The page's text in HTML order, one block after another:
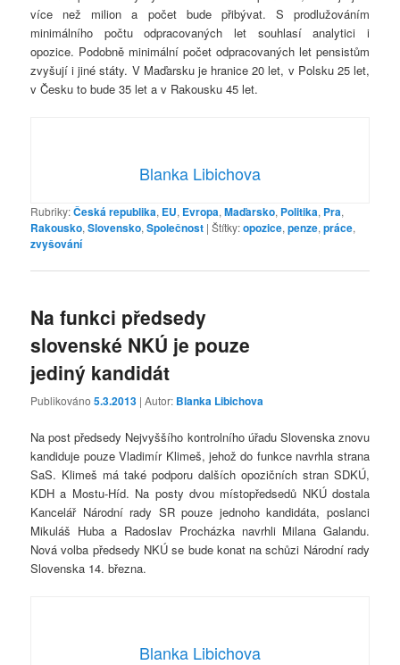
více než milion a počet bude přibývat. S prodlužováním
minimálního počtu odpracovaných let souhlasí analytici i
opozice. Podobně minimální počet odpracovaných let pensistům
zvyšují i jiné státy. V Maďarsku je hranice 20 let, v Polsku 25 let,
v Česku to bude 35 let a v Rakousku 45 let.
Blanka Libichova
Rubriky:Česká republika, EU, Evropa,Maďarsko, Politika, Pra,
Rakousko,Slovensko,Společnost |Štítky:opozice,penze,práce,
zvyšování
Na funkci předsedy
slovenské NKÚ je pouze
jediný kandidát
Publikováno5.3.2013 | Autor: Blanka Libichova
Na post předsedy Nejvyššího kontrolního úřadu Slovenska znovu
kandiduje pouze Vladimír Klimeš, jehož do funkce navrhla strana
SaS. Klimeš má také podporu dalších opozičních stran SDKÚ,
KDH a Mostu-Híd. Na posty dvou místopředsedů NKÚ dostala
Kancelář Národní rady SR pouze jednoho kandidáta, poslanci
Mikuláš Huba a Radoslav Procházka navrhli Milana Galandu.
Nová volba předsedy NKÚ se bude konat na schůzi Národní rady
Slovenska 14. března.
Blanka Libichova